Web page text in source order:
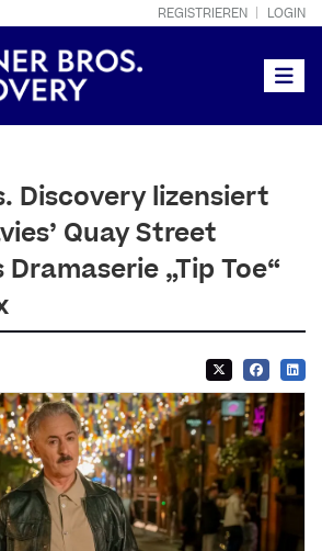
REGISTRIEREN LOGIN
Discovery lizensiert
Quay Street
„Tip Toe“